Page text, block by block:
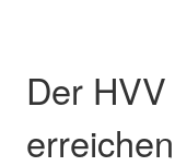
Der